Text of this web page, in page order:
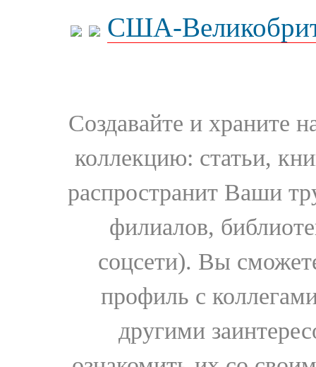
США-
Создавайте и храните
коллекцию: статьи,
распространит Ваши
филиалов,
соцсети). Вы
профиль с
другими